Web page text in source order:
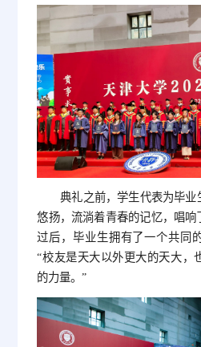
典礼之前，学生代表为毕
悠扬，流淌着青春的记忆，唱
过后，毕业生拥有了一个共同
“校友是天大以外更大的天大，
的力量。”